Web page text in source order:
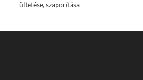
ültetése, szaporítása